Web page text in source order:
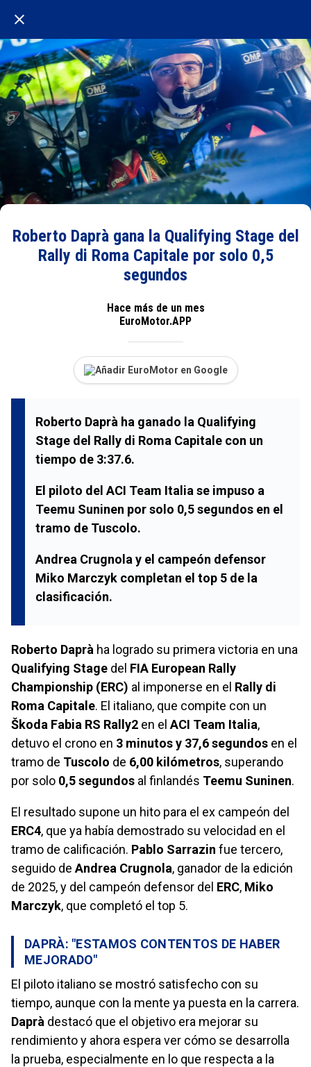
Roberto Daprà gana la Qualifying Stage del
Rally di Roma Capitale por solo 0,5
segundos
Hace más de un mes
EuroMotor.APP
Añadir EuroMotor en Google
Roberto Daprà ha ganado la Qualifying
Stage del Rally di Roma Capitale con un
tiempo de 3:37.6.
El piloto del ACI Team Italia se impuso a
Teemu Suninen por solo 0,5 segundos en el
tramo de Tuscolo.
Andrea Crugnola y el campeón defensor
Miko Marczyk completan el top 5 de la
clasificación.
Roberto Daprà ha logrado su primera victoria en una
Qualifying Stage del FIA European Rally
Championship (ERC) al imponerse en el Rally di
Roma Capitale. El italiano, que compite con un
Škoda Fabia RS Rally2 en el ACI Team Italia,
detuvo el crono en 3 minutos y 37,6 segundos en el
tramo de Tuscolo de 6,00 kilómetros, superando
por solo 0,5 segundos al finlandés Teemu Suninen.
El resultado supone un hito para el ex campeón del
ERC4, que ya había demostrado su velocidad en el
tramo de calificación. Pablo Sarrazin fue tercero,
seguido de Andrea Crugnola, ganador de la edición
de 2025, y del campeón defensor del ERC, Miko
Marczyk, que completó el top 5.
DAPRÀ: "ESTAMOS CONTENTOS DE HABER
MEJORADO"
El piloto italiano se mostró satisfecho con su
tiempo, aunque con la mente ya puesta en la carrera.
Daprà destacó que el objetivo era mejorar su
rendimiento y ahora espera ver cómo se desarrolla
la prueba, especialmente en lo que respecta a la